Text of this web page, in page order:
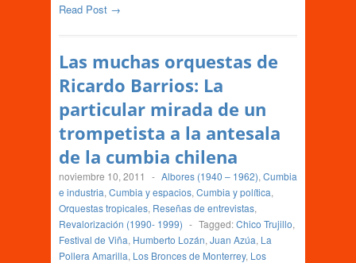
Read Post →
Las muchas orquestas de
Ricardo Barrios: La
particular mirada de un
trompetista a la antesala
de la cumbia chilena
noviembre 10, 2011 - Albores (1940 – 1962), Cumbia
e industria, Cumbia y espacios, Cumbia y política,
Orquestas tropicales, Reseñas de entrevistas,
Revalorización (1990- 1999) - Tagged:Chico Trujillo,
Festival de Viña, Humberto Lozán, Juan Azúa, La
Pollera Amarilla, Los Bronces de Monterrey, Los